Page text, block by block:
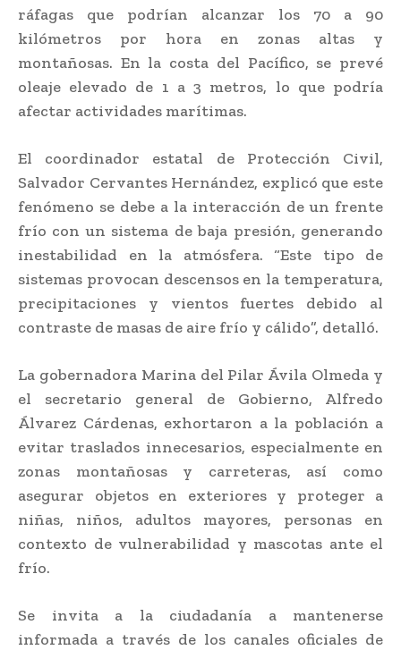
ráfagas que podrían alcanzar los 70 a 90
kilómetros por hora en zonas altas y
montañosas. En la costa del Pacífico, se prevé
oleaje elevado de 1 a 3 metros, lo que podría
afectar actividades marítimas.
El coordinador estatal de Protección Civil,
Salvador Cervantes Hernández, explicó que este
fenómeno se debe a la interacción de un frente
frío con un sistema de baja presión, generando
inestabilidad en la atmósfera. “Este tipo de
sistemas provocan descensos en la temperatura,
precipitaciones y vientos fuertes debido al
contraste de masas de aire frío y cálido”, detalló.
La gobernadora Marina del Pilar Ávila Olmeda y
el secretario general de Gobierno, Alfredo
Álvarez Cárdenas, exhortaron a la población a
evitar traslados innecesarios, especialmente en
zonas montañosas y carreteras, así como
asegurar objetos en exteriores y proteger a
niñas, niños, adultos mayores, personas en
contexto de vulnerabilidad y mascotas ante el
frío.
Se invita a la ciudadanía a mantenerse
informada a través de los canales oficiales de